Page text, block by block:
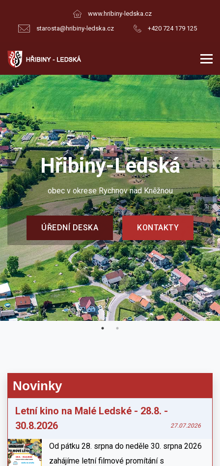
www.hribiny-ledska.cz
starosta@hribiny-ledska.cz
+420 724 179 125
Hřibiny-Ledská
obec v okrese Rychnov nad Kněžnou
ÚŘEDNÍ DESKA KONTAKTY
Novinky
Letní kino na Malé Ledské - 28.8. -
30.8.2026
27.07.2026
Od pátku 28. srpna do neděle 30. srpna 2026
zahájíme letní filmové promítání s